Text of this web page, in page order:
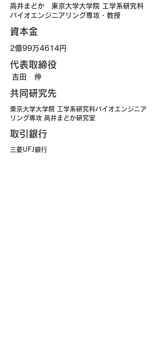
​高井まどか 東京大学大学院 工学系研究科
バイオエンジニアリング専攻・教授
​資本金
2億99万4614円
​代表取締役
​吉田 伸
​共同研究先
​東京大学大学院 工学系研究科バイオエンジニア
リング専攻 高井まどか研究室
​取引銀行
​三菱UFJ銀行